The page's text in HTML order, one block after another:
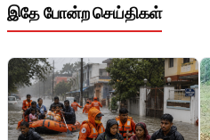
இதே போன்ற செய்திகள்